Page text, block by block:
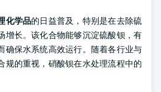
化学品的日益普及，特别是在去除硫
增长。该化合物能够沉淀硫酸钡，有
确保水系统高效运行。随着各行业与
规的重视，硝酸钡在水处理流程中的